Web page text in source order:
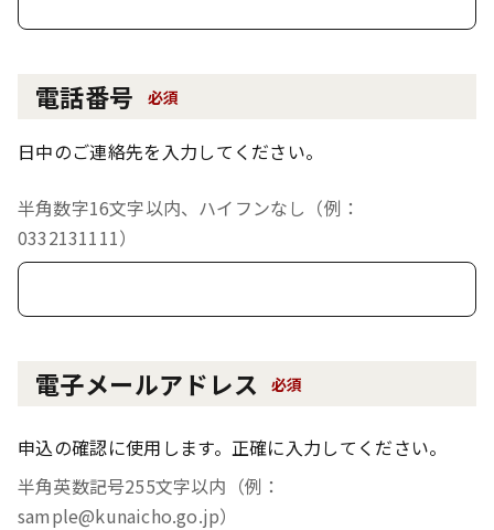
電話番号 必須
日中のご連絡先を入力してください。
半角数字16文字以内、ハイフンなし（例：
0332131111）
電子メールアドレス 必須
申込の確認に使用します。正確に入力してください。
半角英数記号255文字以内（例：
sample@kunaicho.go.jp）